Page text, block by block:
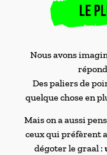
LE
Nous avons
Des paliers de
quelque chose en
Mais on a aussi
ceux qui préfèrent
dégoter le graal :